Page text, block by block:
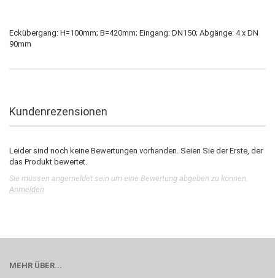
Eckübergang: H=100mm; B=420mm; Eingang: DN150; Abgänge: 4 x DN
90mm
Kundenrezensionen
Leider sind noch keine Bewertungen vorhanden. Seien Sie der Erste, der
das Produkt bewertet.
Sie müssen angemeldet sein um eine Bewertung abgeben zu können.
Anmelden
MEHR ÜBER...